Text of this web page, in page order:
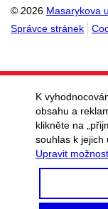
© 2026 Masarykova
Správce stránek
K
obsahu a
klikněte na
souhlas k jejich
Upravit